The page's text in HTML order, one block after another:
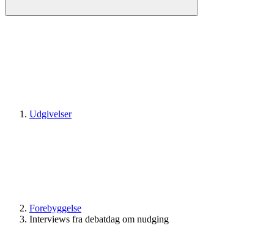
Udgivelser
Forebyggelse
Interviews fra debatdag om nudging